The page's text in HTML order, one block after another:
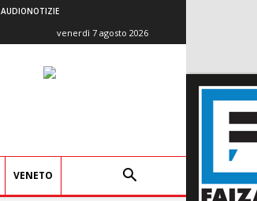
AUDIONOTIZIE
venerdì 7 agosto 2026
VENETO